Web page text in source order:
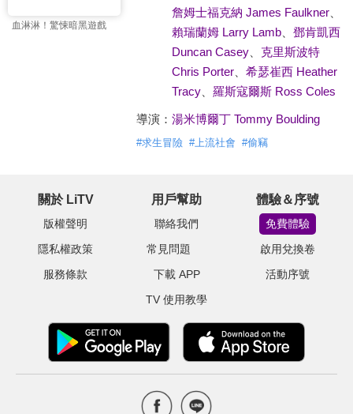
血淋淋！驚悚暗黑遊戲
詹姆士福克納 James Faulkner、
賴瑞蘭姆 Larry Lamb、 鄧肯凱西
Duncan Casey、 克里斯波特
Chris Porter、 希瑟崔西 Heather
Tracy、 羅斯寇爾斯 Ross Coles
導演： 湯米博爾丁 Tommy Boulding
#求生冒險 #上流社會 #偷竊
關於 LiTV
版權聲明
隱私權政策
服務條款
用戶幫助
聯絡我們
常見問題
下載 APP
TV 使用教學
體驗＆序號
免費體驗
啟用兌換卷
活動序號